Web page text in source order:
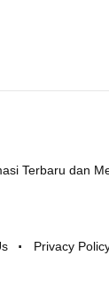
Terbaru dan
Privacy